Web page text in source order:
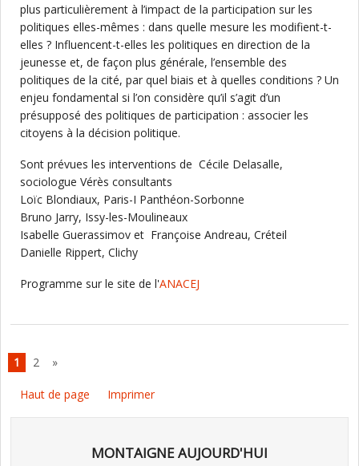
plus particulièrement à l’impact de la participation sur les
politiques elles-mêmes : dans quelle mesure les modifient-t-
elles ? Influencent-t-elles les politiques en direction de la
jeunesse et, de façon plus générale, l’ensemble des
politiques de la cité, par quel biais et à quelles conditions ? Un
enjeu fondamental si l’on considère qu’il s’agit d’un
présupposé des politiques de participation : associer les
citoyens à la décision politique.
Sont prévues les interventions de Cécile Delasalle,
sociologue Vérès consultants
Loïc Blondiaux, Paris-I Panthéon-Sorbonne
Bruno Jarry, Issy-les-Moulineaux
Isabelle Guerassimov et Françoise Andreau, Créteil
Danielle Rippert, Clichy
Programme sur le site de l'ANACEJ
1 2 »
Haut de page Imprimer
MONTAIGNE AUJOURD'HUI